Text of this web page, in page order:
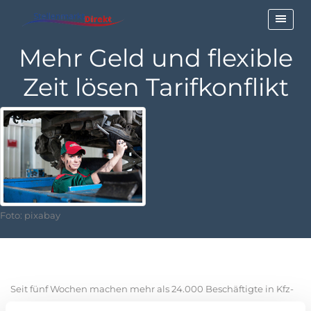
Mehr Geld und flexible
Zeit lösen Tarifkonflikt
Foto: pixabay
Seit fünf Wochen machen mehr als 24.000 Beschäftigte in Kfz-